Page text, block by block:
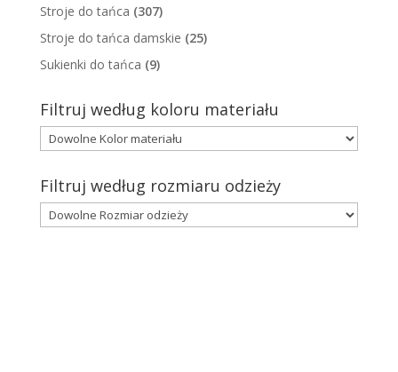
Stroje do tańca (307)
Stroje do tańca damskie (25)
Sukienki do tańca (9)
Filtruj według koloru materiału
Filtruj według rozmiaru odzieży